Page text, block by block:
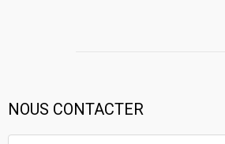
NOUS CONTACTER